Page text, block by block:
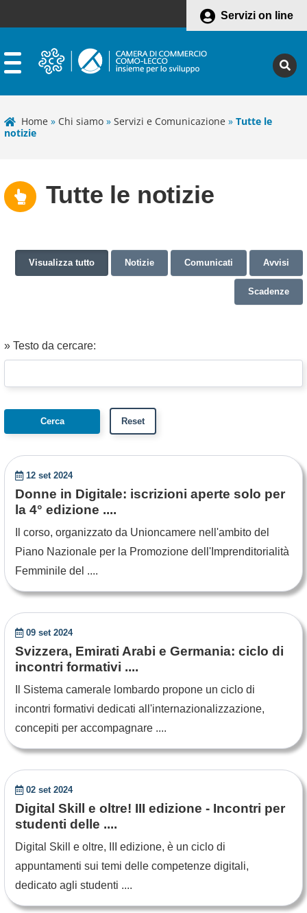
Servizi on line
Home » Chi siamo » Servizi e Comunicazione » Tutte le
notizie
Tutte le notizie
Visualizza tutto Notizie Comunicati Avvisi
Scadenze
» Testo da cercare:
12 set 2024
Donne in Digitale: iscrizioni aperte solo per
la 4° edizione ....
Il corso, organizzato da Unioncamere nell'ambito del
Piano Nazionale per la Promozione dell'Imprenditorialità
Femminile del ....
09 set 2024
Svizzera, Emirati Arabi e Germania: ciclo di
incontri formativi ....
Il Sistema camerale lombardo propone un ciclo di
incontri formativi dedicati all'internazionalizzazione,
concepiti per accompagnare ....
02 set 2024
Digital Skill e oltre! III edizione - Incontri per
studenti delle ....
Digital Skill e oltre, III edizione, è un ciclo di
appuntamenti sui temi delle competenze digitali,
dedicato agli studenti ....